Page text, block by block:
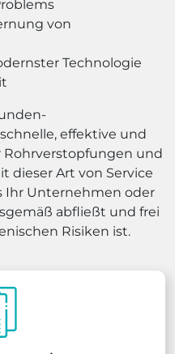
von
Technologie
effektive und
und
dieser Art von Service
Ihr Unternehmen oder
abfließt und frei
Risiken ist.